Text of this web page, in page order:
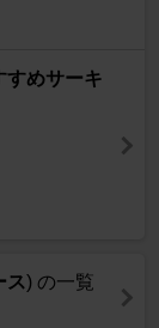
すめサーキ
ス) の一覧